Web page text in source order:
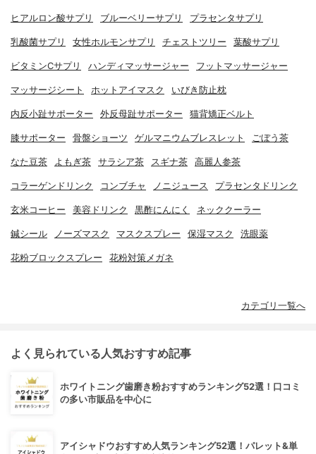
ヒアルロン酸サプリ ブルーベリーサプリ プラセンタサプリ
乳酸菌サプリ 女性ホルモンサプリ チェストツリー 葉酸サプリ
ビタミンCサプリ ハンディマッサージャー フットマッサージャー
マッサージシート ホットアイマスク いびき防止枕
内反小趾サポーター 外反母趾サポーター 猫背矯正ベルト
膝サポーター 骨盤ショーツ ゲルマニウムブレスレット ごぼう茶
なた豆茶 よもぎ茶 サラシア茶 スギナ茶 高麗人参茶
コラーゲンドリンク コンブチャ ノニジュース プラセンタドリンク
玄米コーヒー 美容ドリンク 黒酢にんにく ネッククーラー
鍼シール ノーズマスク マスクスプレー 保湿マスク 洗眼薬
花粉ブロックスプレー 花粉対策メガネ
カテゴリ一覧へ
よく見られている人気おすすめ記事
ホワイトニング歯磨き粉おすすめランキング52選！口コミ
の多い市販品を中心に
アイシャドウおすすめ人気ランキング52選！パレット&単